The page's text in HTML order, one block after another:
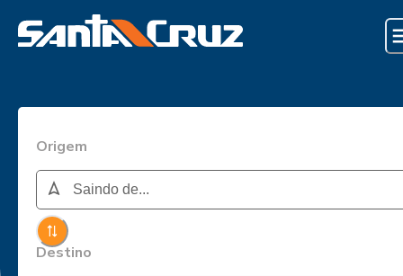
Origem
Destino